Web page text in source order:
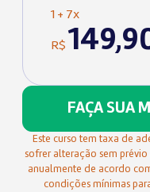
1 + 7x
R$
FAÇA SUA
Este curso tem taxa de
sofrer alteração sem prévio
anualmente de acordo
condições mínimas